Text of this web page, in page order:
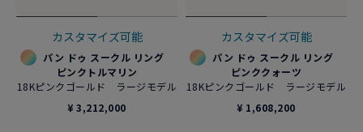
カスタマイズ可能
パン ドゥ スークル リング
ピンクトルマリン
18Kピンクゴールド ラージモデル
¥ 3,212,000
カスタマイズ可能
パン ドゥ スークル リング
ピンククォーツ
18Kピンクゴールド ラージモデル
¥ 1,608,200